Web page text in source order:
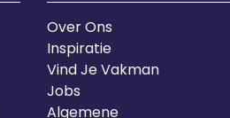
Over Ons
Inspiratie
Vind Je Vakman
Jobs
Algemene